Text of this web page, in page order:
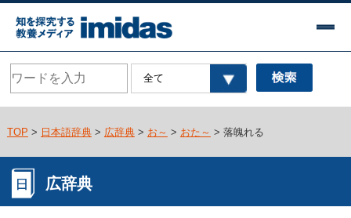
TOP > 日本語辞典> 広辞典> お～ > おた～ > 落魄れる
広辞典